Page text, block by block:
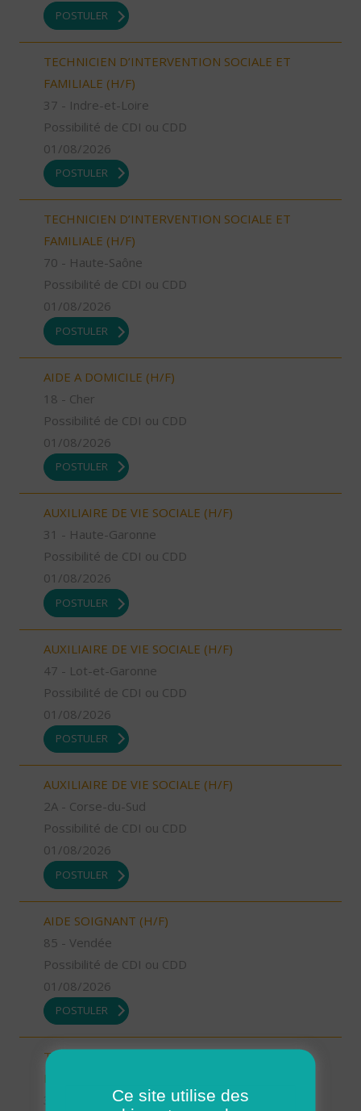
POSTULER
TECHNICIEN D’INTERVENTION SOCIALE ET
FAMILIALE (H/F)
37 - Indre-et-Loire
Possibilité de CDI ou CDD
01/08/2026
POSTULER
TECHNICIEN D’INTERVENTION SOCIALE ET
FAMILIALE (H/F)
70 - Haute-Saône
Possibilité de CDI ou CDD
01/08/2026
POSTULER
AIDE A DOMICILE (H/F)
18 - Cher
Possibilité de CDI ou CDD
01/08/2026
POSTULER
AUXILIAIRE DE VIE SOCIALE (H/F)
31 - Haute-Garonne
Possibilité de CDI ou CDD
01/08/2026
POSTULER
AUXILIAIRE DE VIE SOCIALE (H/F)
47 - Lot-et-Garonne
Possibilité de CDI ou CDD
01/08/2026
POSTULER
AUXILIAIRE DE VIE SOCIALE (H/F)
2A - Corse-du-Sud
Possibilité de CDI ou CDD
01/08/2026
POSTULER
AIDE SOIGNANT (H/F)
85 - Vendée
Possibilité de CDI ou CDD
01/08/2026
POSTULER
TECHNICIEN D’INTERVENTION SOCIALE ET
FAMILIALE (H/F)
Ce site utilise des